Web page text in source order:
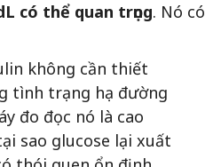
có thể quan trọng. Nó có
không cần thiết
tình trạng hạ đường
đo đọc nó là cao
sao glucose lại xuất